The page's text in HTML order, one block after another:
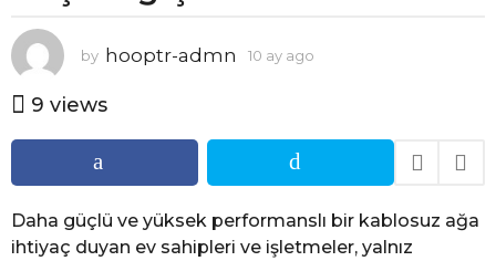
g
o
1
y
a
g
by hooptr-admn 10 ay ago
a
o
9 views
Daha güçlü ve yüksek performanslı bir kablosuz ağa
ihtiyaç duyan ev sahipleri ve işletmeler, yalnız